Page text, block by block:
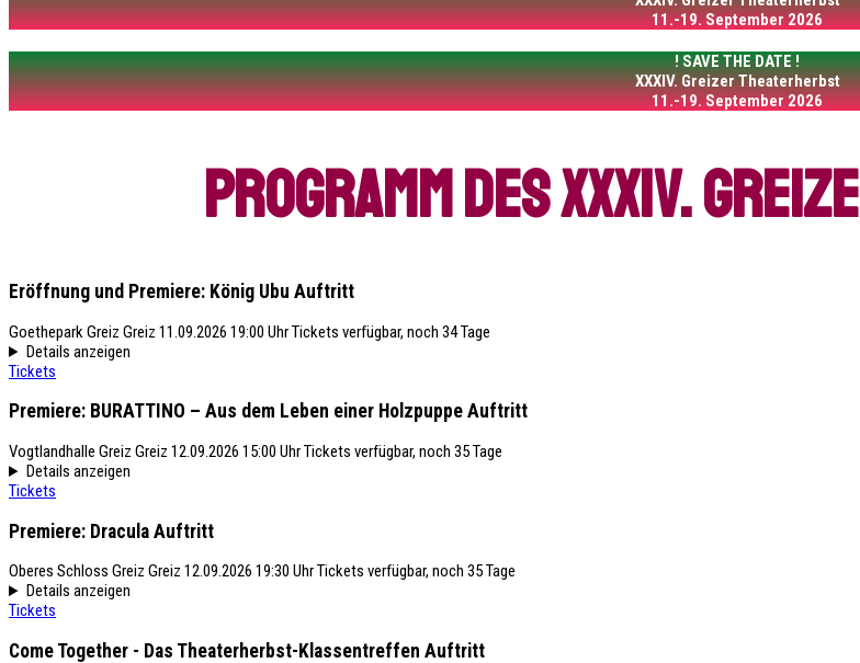
11.-19. September 2026
! SAVE THE DATE !
XXXIV. Greizer Theaterherbst
11.-19. September 2026
Programm des XXXIV.
Eröffnung und Premiere: König Ubu Auftritt
Goethepark Greiz Greiz 11.09.2026 19:00 UhrTickets verfügbar, noch 34 Tage
Details anzeigen
Tickets
Premiere: BURATTINO – Aus dem Leben einer Holzpuppe Auftritt
Vogtlandhalle Greiz Greiz 12.09.2026 15:00 UhrTickets verfügbar, noch 35 Tage
Details anzeigen
Tickets
Premiere: Dracula Auftritt
Oberes Schloss Greiz Greiz 12.09.2026 19:30 UhrTickets verfügbar, noch 35 Tage
Details anzeigen
Tickets
Come Together - Das Theaterherbst-Klassentreffen Auftritt